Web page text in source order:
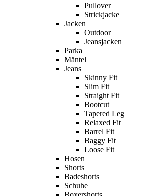
Pullover
Strickjacke
Jacken
Outdoor
Jeansjacken
Parka
Mäntel
Jeans
Skinny Fit
Slim Fit
Straight Fit
Bootcut
Tapered Leg
Relaxed Fit
Barrel Fit
Baggy Fit
Loose Fit
Hosen
Shorts
Badeshorts
Schuhe